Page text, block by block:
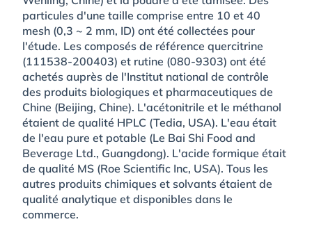
particules d'une taille comprise entre 10 et 40
mesh (0,3 ~ 2 mm, ID) ont été collectées pour
l'étude. Les composés de référence quercitrine
(111538-200403) et rutine (080-9303) ont été
achetés auprès de l'Institut national de contrôle
des produits biologiques et pharmaceutiques de
Chine (Beijing, Chine). L'acétonitrile et le méthanol
étaient de qualité HPLC (Tedia, USA). L'eau était
de l'eau pure et potable (Le Bai Shi Food and
Beverage Ltd., Guangdong). L'acide formique était
de qualité MS (Roe Scientific Inc, USA). Tous les
autres produits chimiques et solvants étaient de
qualité analytique et disponibles dans le
commerce.